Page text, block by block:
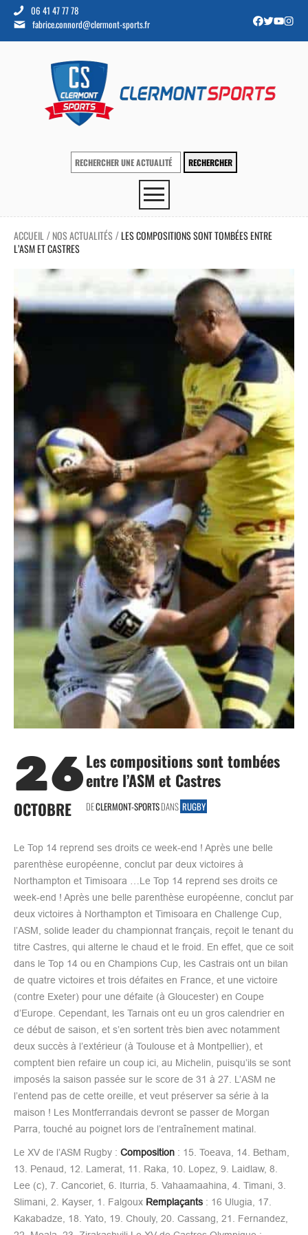
06 41 47 77 78
fabrice.connord@clermont-sports.fr
ACCUEIL / NOS ACTUALITÉS /LES COMPOSITIONS SONT TOMBÉES ENTRE
L’ASM ET CASTRES
26
OCTOBRE
Les compositions sont tombées
entre l’ASM et Castres
DECLERMONT-SPORTSDANS RUGBY
Le Top 14 reprend ses droits ce week-end ! Après une belle
parenthèse européenne, conclut par deux victoires à
Northampton et Timisoara …Le Top 14 reprend ses droits ce
week-end ! Après une belle parenthèse européenne, conclut par
deux victoires à Northampton et Timisoara en Challenge Cup,
l’ASM, solide leader du championnat français, reçoit le tenant du
titre Castres, qui alterne le chaud et le froid. En effet, que ce soit
dans le Top 14 ou en Champions Cup, les Castrais ont un bilan
de quatre victoires et trois défaites en France, et une victoire
(contre Exeter) pour une défaite (à Gloucester) en Coupe
d’Europe. Cependant, les Tarnais ont eu un gros calendrier en
ce début de saison, et s’en sortent très bien avec notamment
deux succès à l’extérieur (à Toulouse et à Montpellier), et
comptent bien refaire un coup ici, au Michelin, puisqu’ils se sont
imposés la saison passée sur le score de 31 à 27. L’ASM ne
l’entend pas de cette oreille, et veut préserver sa série à la
maison ! Les Montferrandais devront se passer de Morgan
Parra, touché au poignet lors de l’entraînement matinal.
Le XV de l’ASM Rugby : Composition : 15. Toeava, 14. Betham,
13. Penaud, 12. Lamerat, 11. Raka, 10. Lopez, 9. Laidlaw, 8.
Lee (c), 7. Cancoriet, 6. Iturria, 5. Vahaamaahina, 4. Timani, 3.
Slimani, 2. Kayser, 1. Falgoux Remplaçants : 16 Ulugia, 17.
Kakabadze, 18. Yato, 19. Chouly, 20. Cassang, 21. Fernandez,